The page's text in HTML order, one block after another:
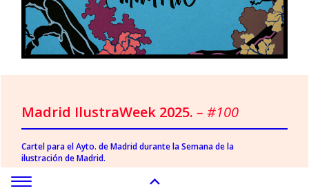
Madrid IlustraWeek 2025. – #100
Cartel para el Ayto. de Madrid durante la Semana de la
ilustración de Madrid.